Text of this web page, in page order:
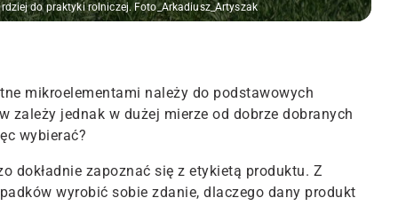
do praktyki rolniczej. Foto_Arkadiusz_Artyszak
mikroelementami należy do podstawowych
zależy jednak w dużej mierze od dobrze dobranych
wybierać?
dokładnie zapoznać się z etykietą produktu. Z
wyrobić sobie zdanie, dlaczego dany produkt